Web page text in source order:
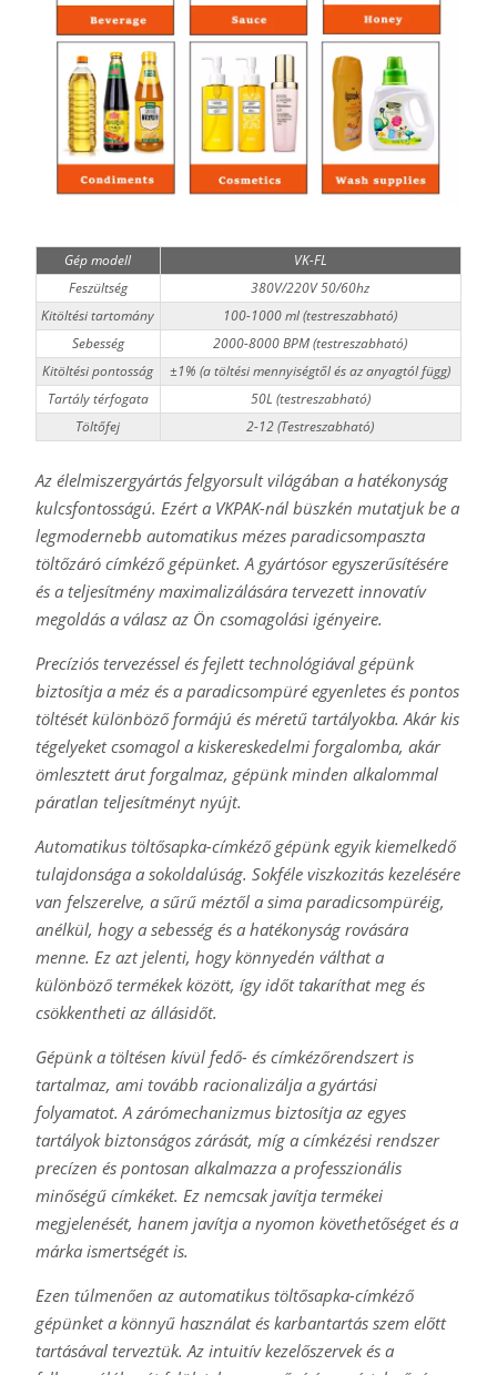
Gép modell
VK-FL
Feszültség
380V/220V 50/60hz
Kitöltési tartomány
100-1000 ml (testreszabható)
Sebesség
2000-8000 BPM (testreszabható)
Kitöltési pontosság
±1% (a töltési mennyiségtől és az anyagtól függ)
Tartály térfogata
50L (testreszabható)
Töltőfej
2-12 (Testreszabható)
Az élelmiszergyártás felgyorsult világában a hatékonyság
kulcsfontosságú. Ezért a VKPAK-nál büszkén mutatjuk be a
legmodernebb automatikus mézes paradicsompaszta
töltőzáró címkéző gépünket. A gyártósor egyszerűsítésére
és a teljesítmény maximalizálására tervezett innovatív
megoldás a válasz az Ön csomagolási igényeire.
Precíziós tervezéssel és fejlett technológiával gépünk
biztosítja a méz és a paradicsompüré egyenletes és pontos
töltését különböző formájú és méretű tartályokba. Akár kis
tégelyeket csomagol a kiskereskedelmi forgalomba, akár
ömlesztett árut forgalmaz, gépünk minden alkalommal
páratlan teljesítményt nyújt.
Automatikus töltősapka-címkéző gépünk egyik kiemelkedő
tulajdonsága a sokoldalúság. Sokféle viszkozitás kezelésére
van felszerelve, a sűrű méztől a sima paradicsompüréig,
anélkül, hogy a sebesség és a hatékonyság rovására
menne. Ez azt jelenti, hogy könnyedén válthat a
különböző termékek között, így időt takaríthat meg és
csökkentheti az állásidőt.
Gépünk a töltésen kívül fedő- és címkézőrendszert is
tartalmaz, ami tovább racionalizálja a gyártási
folyamatot. A zárómechanizmus biztosítja az egyes
tartályok biztonságos zárását, míg a címkézési rendszer
precízen és pontosan alkalmazza a professzionális
minőségű címkéket. Ez nemcsak javítja termékei
megjelenését, hanem javítja a nyomon követhetőséget és a
márka ismertségét is.
Ezen túlmenően az automatikus töltősapka-címkéző
gépünket a könnyű használat és karbantartás szem előtt
tartásával terveztük. Az intuitív kezelőszervek és a